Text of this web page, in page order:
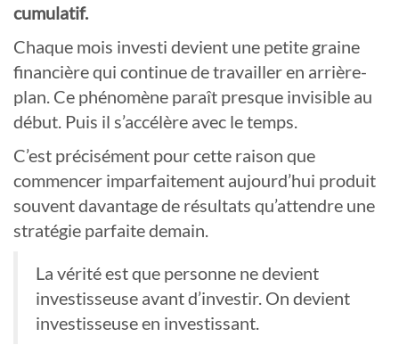
cumulatif.
Chaque mois investi devient une petite graine
financière qui continue de travailler en arrière-
plan. Ce phénomène paraît presque invisible au
début. Puis il s’accélère avec le temps.
C’est précisément pour cette raison que
commencer imparfaitement aujourd’hui produit
souvent davantage de résultats qu’attendre une
stratégie parfaite demain.
La vérité est que personne ne devient
investisseuse avant d’investir. On devient
investisseuse en investissant.